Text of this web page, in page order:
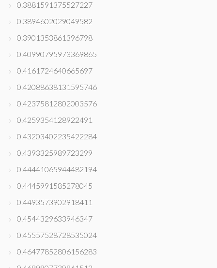
0.3881591375527227
0.3894602029049582
0.3901353861396798
0.40990795973369865
0.4161724640665697
0.42088638131595746
0.42375812802003576
0.4259354128922491
0.43203402235422284
0.4393325989723299
0.44441065944482194
0.4445991585278045
0.4493573902918411
0.4544329633946347
0.45557528728535024
0.46477852806156283